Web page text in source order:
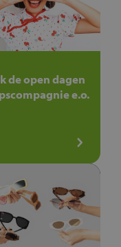
de open dagen
e.o.